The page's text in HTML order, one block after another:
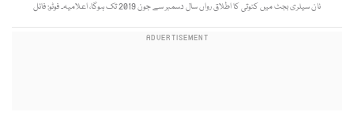
نان سیلری بجٹ میں کٹوتی کا اطلاق رواں سال دسمبر سے جون 2019 تک ہوگا، اعلامیہ۔ فوٹو: فائل